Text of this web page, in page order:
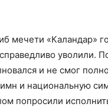
мечети «Каландар»
уволили.
и не смог
и национальную
попросили